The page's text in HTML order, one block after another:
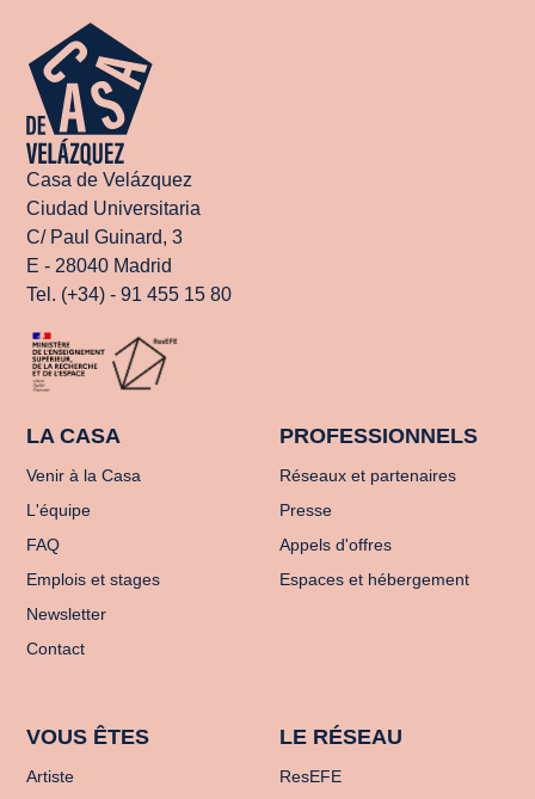
Casa de Velázquez
Ciudad Universitaria
C/ Paul Guinard, 3
E - 28040 Madrid
Tel. (+34) - 91 455 15 80
LA CASA
Venir à la Casa
L'équipe
FAQ
Emplois et stages
Newsletter
Contact
PROFESSIONNELS
Réseaux et partenaires
Presse
Appels d'offres
Espaces et hébergement
VOUS ÊTES
Artiste
LE RÉSEAU
ResEFE